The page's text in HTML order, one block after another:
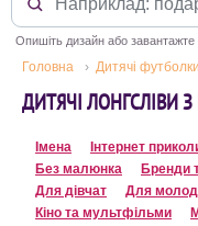
Опишіть дизайн або
Головна Дитячі
ДИТЯЧІ ЛОНГСЛІВИ
Імена Інтернет
Без малюнка
Бренди
Для дівчат
Для
Кіно та мультфільми